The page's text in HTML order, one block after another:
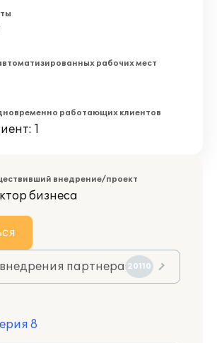
рабочих мест
работающих клиентов
1
внедрение/проект
бизнеса
партнера 20110
8